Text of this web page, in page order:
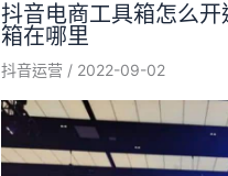
抖音电商工具箱怎么
箱在哪里
抖音运营 / 2022-09-02